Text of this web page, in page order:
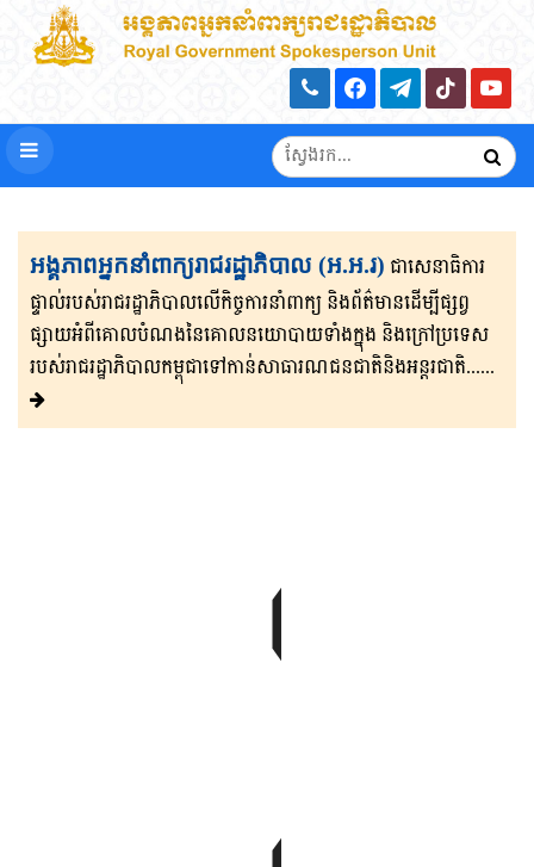
អង្គភាពអ្នកនាំពាក្យរាជរដ្ឋាភិបាល (អ.អ.រ) ជាសេនា​ធិ​កា​រ​​
ផ្ទាល់​របស់រាជរដ្ឋាភិ​បា​ល​លើ​កិច្ចការ​នាំពាក្យ និងព័ត៌មាន​ដើម្បីផ្សព្វ​
ផ្សាយ​​អំពីគោលបំណងនៃគោល​នយោបាយទាំងក្នុង និងក្រៅ​ប្រទេ​​ស​
របស់រាជរដ្ឋា​ភិ​បា​ល​កម្ពុជាទៅកាន់សាធារណជនជាតិនិងអន្តរជាតិ......